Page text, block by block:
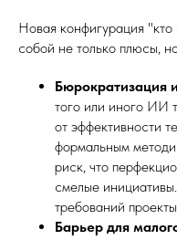
Новая конфигурация
собой не только плюсы,
Бюрократизация
того или иного ИИ
от эффективности
формальным
риск, что
смелые
требований
Барьер для